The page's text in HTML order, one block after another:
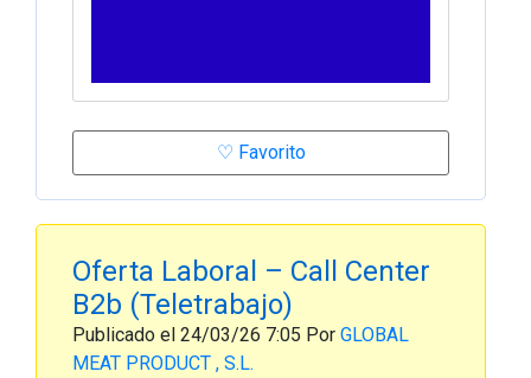
♡ Favorito
Oferta Laboral – Call Center
B2b (Teletrabajo)
Publicado el 24/03/26 7:05 Por GLOBAL
MEAT PRODUCT , S.L.